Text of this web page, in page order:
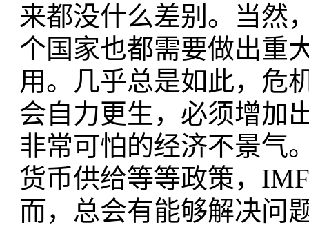
来都没什么差别。当然
个国家也都需要做出重
用。几乎总是如此，危
会自力更生，必须增加
非常可怕的经济不景气
货币供给等等政策，
而，总会有能够解决问